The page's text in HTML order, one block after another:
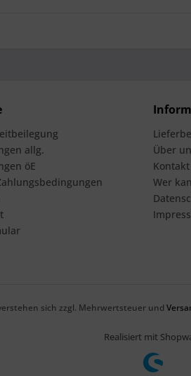
allg.
öE
Über
Kontakt
Wer
sich zzgl. Mehrwertsteuer und
Realisiert mit